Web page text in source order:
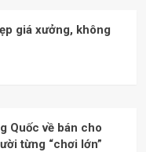
giá xưởng, không
Quốc về bán cho
từng “chơi lớn”